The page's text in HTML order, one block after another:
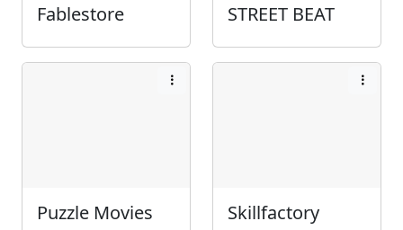
Fablestore STREET BEAT
Puzzle Movies Skillfactory